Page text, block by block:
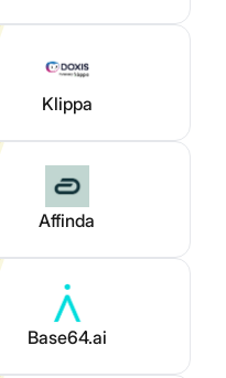
Klippa
Affinda
Base64.ai